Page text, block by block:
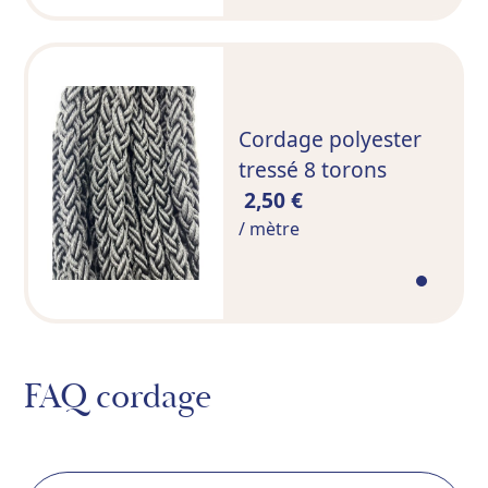
Cordage polyester
tressé 8 torons
2,50 €
/ mètre
FAQ cordage